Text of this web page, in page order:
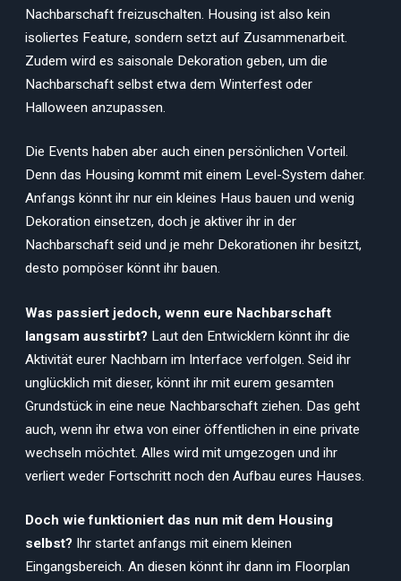
Nachbarschaft freizuschalten. Housing ist also kein
isoliertes Feature, sondern setzt auf Zusammenarbeit.
Zudem wird es saisonale Dekoration geben, um die
Nachbarschaft selbst etwa dem Winterfest oder
Halloween anzupassen.
Die Events haben aber auch einen persönlichen Vorteil.
Denn das Housing kommt mit einem Level-System daher.
Anfangs könnt ihr nur ein kleines Haus bauen und wenig
Dekoration einsetzen, doch je aktiver ihr in der
Nachbarschaft seid und je mehr Dekorationen ihr besitzt,
desto pompöser könnt ihr bauen.
Was passiert jedoch, wenn eure Nachbarschaft
langsam ausstirbt? Laut den Entwicklern könnt ihr die
Aktivität eurer Nachbarn im Interface verfolgen. Seid ihr
unglücklich mit dieser, könnt ihr mit eurem gesamten
Grundstück in eine neue Nachbarschaft ziehen. Das geht
auch, wenn ihr etwa von einer öffentlichen in eine private
wechseln möchtet. Alles wird mit umgezogen und ihr
verliert weder Fortschritt noch den Aufbau eures Hauses.
Doch wie funktioniert das nun mit dem Housing
selbst? Ihr startet anfangs mit einem kleinen
Eingangsbereich. An diesen könnt ihr dann im Floorplan